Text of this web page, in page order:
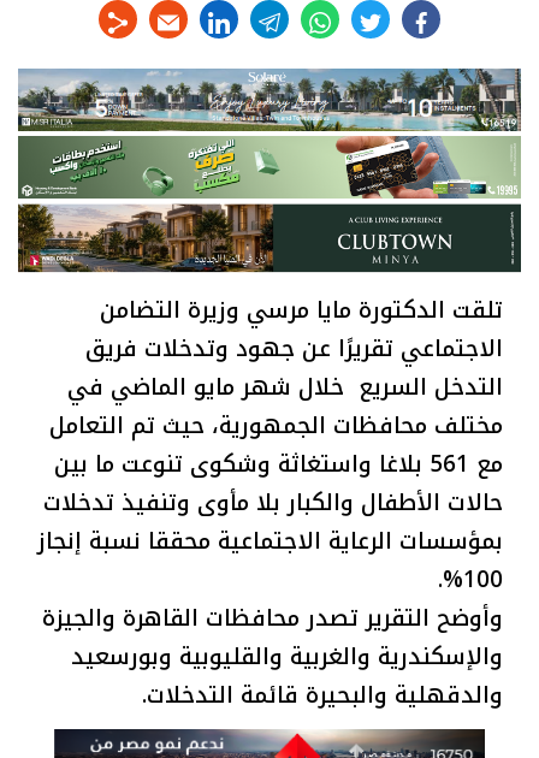
facebook
twitter
whats
telegram
linkedin
تلقت الدكتورة مايا مرسي وزيرة التضامن
الاجتماعي تقريرًا عن جهود وتدخلات فريق
التدخل السريع خلال شهر مايو الماضي في
مختلف محافظات الجمهورية، حيث تم التعامل
مع 561 بلاغا واستغاثة وشكوى تنوعت ما بين
حالات الأطفال والكبار بلا مأوى وتنفيذ تدخلات
بمؤسسات الرعاية الاجتماعية محققا نسبة إنجاز
100%.
وأوضح التقرير تصدر محافظات القاهرة والجيزة
والإسكندرية والغربية والقليوبية وبورسعيد
والدقهلية والبحيرة قائمة التدخلات.